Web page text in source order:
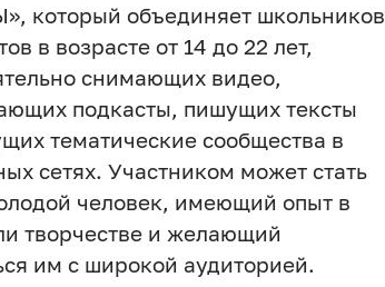
который объединяет школьников
в возрасте от 14 до 22 лет,
снимающих видео,
подкасты, пишущих тексты
тематические сообщества в
сетях. Участником может стать
человек, имеющий опыт в
творчестве и желающий
им с широкой аудиторией.